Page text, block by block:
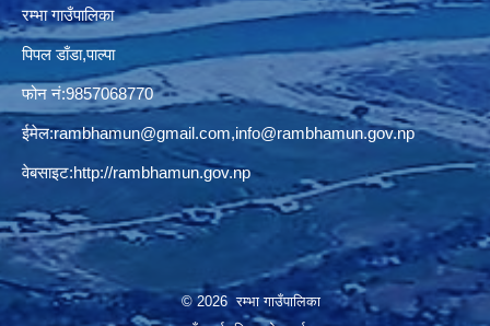
रम्भा गाउँपालिका
पिपल डाँडा,पाल्पा
फोन नं:9857068770
ईमेल:rambhamun@gmail.com,info@rambhamun.gov.np
वेबसाइट:http://rambhamun.gov.np
© 2026 रम्भा गाउँपालिका